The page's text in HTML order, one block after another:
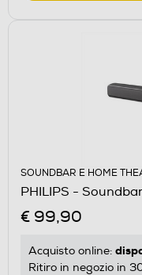
SOUNDBAR E HOME
PHILIPS -
€ 99,90
Acquisto online:
Ritiro in negozio in